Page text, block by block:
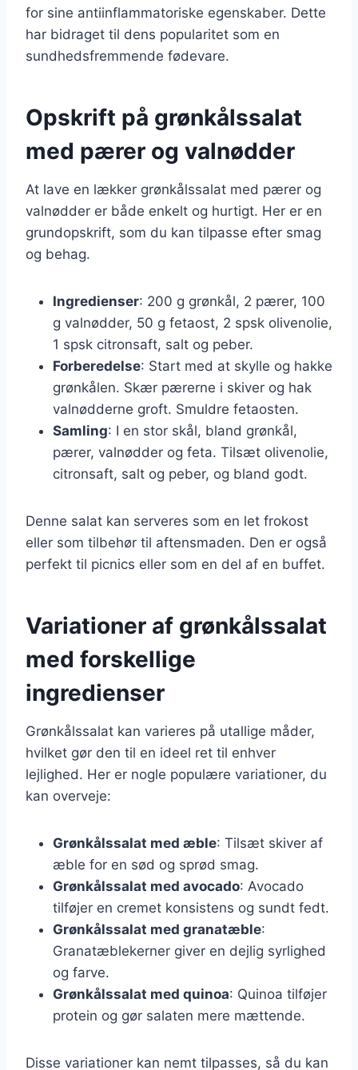
for sine antiinflammatoriske egenskaber. Dette
har bidraget til dens popularitet som en
sundhedsfremmende fødevare.
Opskrift på grønkålssalat
med pærer og valnødder
At lave en lækker grønkålssalat med pærer og
valnødder er både enkelt og hurtigt. Her er en
grundopskrift, som du kan tilpasse efter smag
og behag.
Ingredienser: 200 g grønkål, 2 pærer, 100
g valnødder, 50 g fetaost, 2 spsk olivenolie,
1 spsk citronsaft, salt og peber.
Forberedelse: Start med at skylle og hakke
grønkålen. Skær pærerne i skiver og hak
valnødderne groft. Smuldre fetaosten.
Samling: I en stor skål, bland grønkål,
pærer, valnødder og feta. Tilsæt olivenolie,
citronsaft, salt og peber, og bland godt.
Denne salat kan serveres som en let frokost
eller som tilbehør til aftensmaden. Den er også
perfekt til picnics eller som en del af en buffet.
Variationer af grønkålssalat
med forskellige
ingredienser
Grønkålssalat kan varieres på utallige måder,
hvilket gør den til en ideel ret til enhver
lejlighed. Her er nogle populære variationer, du
kan overveje:
Grønkålssalat med æble: Tilsæt skiver af
æble for en sød og sprød smag.
Grønkålssalat med avocado: Avocado
tilføjer en cremet konsistens og sundt fedt.
Grønkålssalat med granatæble:
Granatæblekerner giver en dejlig syrlighed
og farve.
Grønkålssalat med quinoa: Quinoa tilføjer
protein og gør salaten mere mættende.
Disse variationer kan nemt tilpasses, så du kan